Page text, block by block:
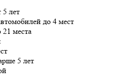
5 лет
до 4 мест
места
5 лет